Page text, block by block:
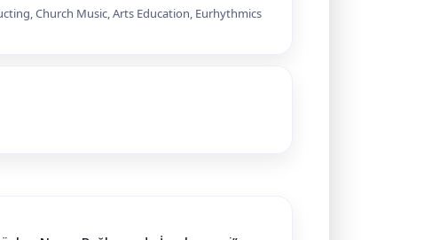
Church Music, Arts Education, Eurhythmics